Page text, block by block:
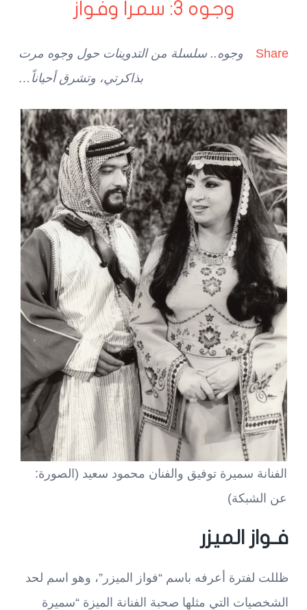
وجوه 3: سمرا وفواز
Share
وجوه.. سلسلة من التدوينات حول وجوه مرت
بذاكرتي، وتشرق أحياناً…
الفنانة سميرة توفيق والفنان محمود سعيد (الصورة:
عن الشبكة)
فـواز الميزر
ظللت لفترة أعرفه باسم “فواز الميزر”، وهو اسم لحد
الشخصيات التي مثلها صحبة الفنانة الميزة “سميرة